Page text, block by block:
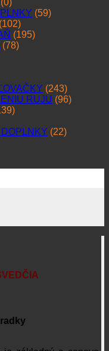
(0)
(59)
(102)
(195)
(78)
(243)
RUJU (96)
(22)
A